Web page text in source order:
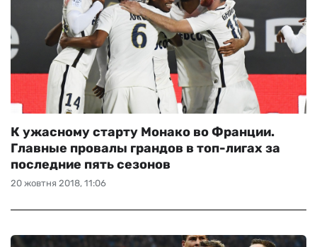
20 жовтня 2018, 11:06
К ужасному старту Монако во Франции.
Главные провалы грандов в топ-лигах за
последние пять сезонов